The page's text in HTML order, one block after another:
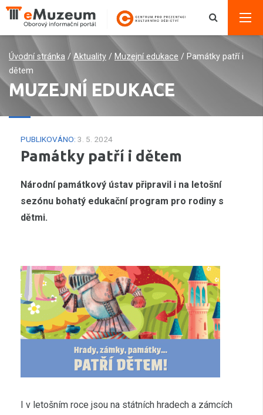
Úvodní stránka / Aktuality / Muzejní edukace / Památky patří i
dětem
MUZEJNÍ EDUKACE
PUBLIKOVÁNO: 3. 5. 2024
Památky patří i dětem
Národní památkový ústav připravil i na letošní
sezónu bohatý edukační program pro rodiny s
dětmi.
I v letošním roce jsou na státních hradech a zámcích